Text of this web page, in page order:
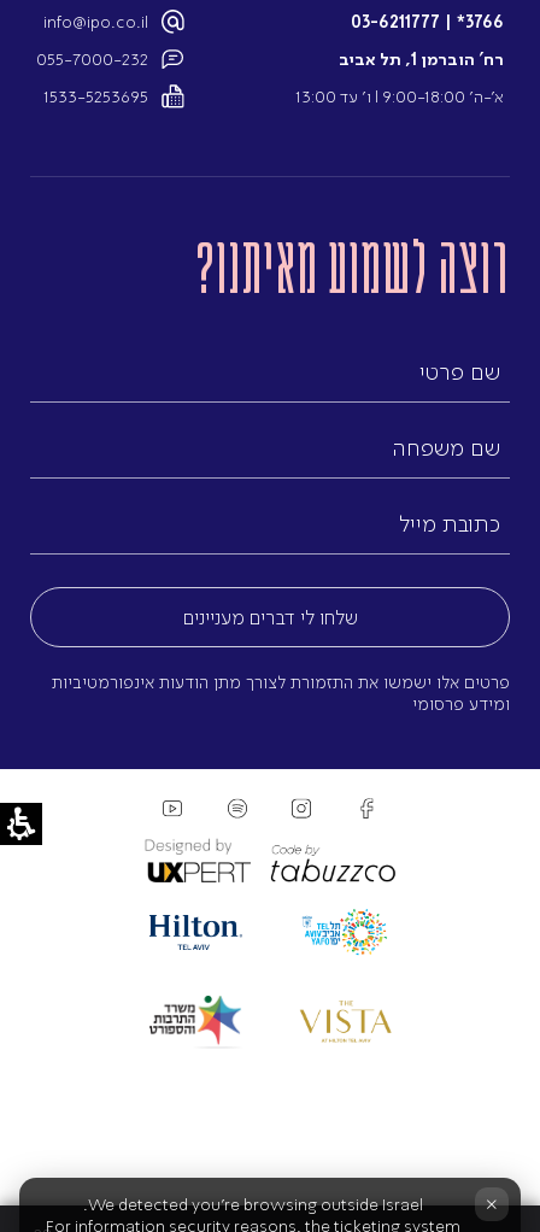
3766*
|
03-6211777
רח’ הוברמן 1, תל אביב
א’-ה’ 9:00-18:00 l ו’ עד 13:00
info@ipo.co.il
055-7000-232
1533-5253695
רוצה לשמוע מאיתנו?
פרטי
משפחה
מייל
פרטים אלו ישמשו את התזמורת לצורך מתן הודעות אינפורמטיביות
ומידע פרסומי
×
We detected you're browsing outside Israel.
For information security reasons, the ticketing system